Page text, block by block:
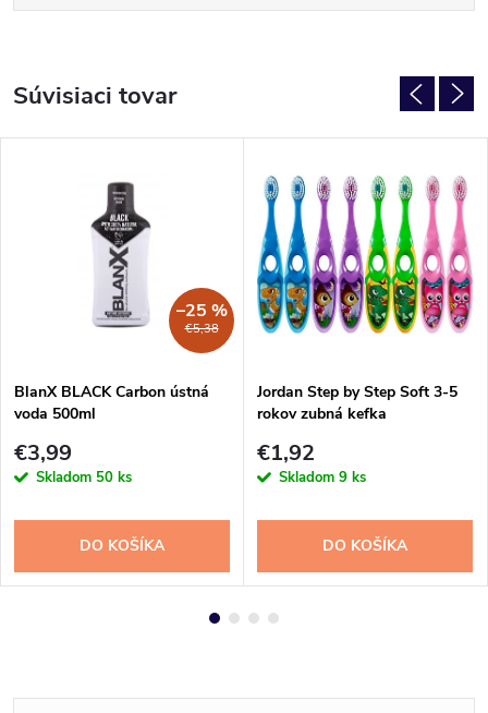
Súvisiaci tovar
€5,38
–25 %
BlanX BLACK Carbon ústná
voda 500ml
€3,99
Skladom 50 ks
DO KOŠÍKA
Jordan Step by Step Soft 3-5
rokov zubná kefka
€1,92
Skladom 9 ks
DO KOŠÍKA